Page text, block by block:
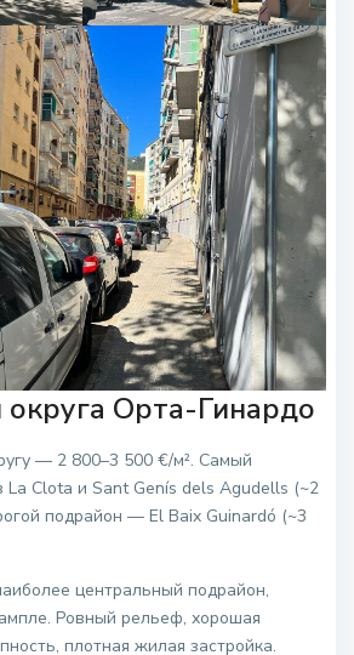
Орта-Гинардо
— 2 800–3 500 €/м². Самый
Clota и Sant Genís dels Agudells (~2
подрайон — El Baix Guinardó (~3
центральный подрайон,
Ровный рельеф, хорошая
плотная жилая застройка.